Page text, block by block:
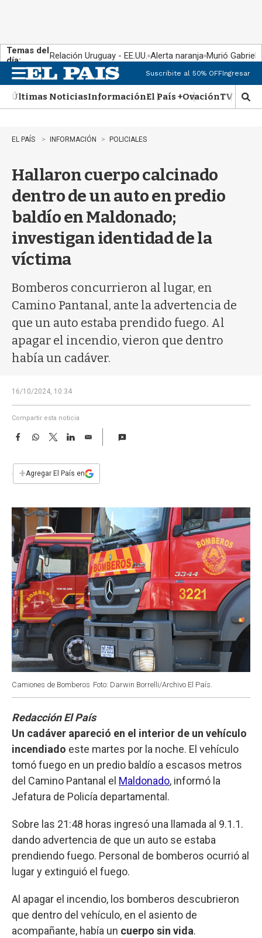
Temas del
día:
Relación Uruguay - EE.UU. Alerta naranja Murió Gabriel
n
u
Suscribite al 50% OFFIngresar
Últimas NoticiasInformaciónEl País +OvaciónTV Show
M
o
EL PAÍS INFORMACIÓN POLICIALES
Hallaron cuerpo calcinado
dentro de un auto en predio
baldío en Maldonado;
investigan identidad de la
víctima
Bomberos concurrieron al lugar, en
Camino Pantanal, ante la advertencia de
que un auto estaba prendido fuego. Al
apagar el incendio, vieron que dentro
había un cadáver.
16/10/2024, 10:34
Compartir esta noticia
F
e
b
k
W
s
p
T
w
t
L
E
i
l
+Agregar El País en
Camiones de Bomberos Foto: Darwin Borrelli/Archivo El País.
Redacción El País
Un cadáver apareció en el interior de un vehículo
incendiado este martes por la noche. El vehículo
tomó fuego en un predio baldío a escasos metros
del Camino Pantanal el Maldonado, informó la
Jefatura de Policía departamental.
Sobre las 21:48 horas ingresó una llamada al 9.1.1.
dando advertencia de que un auto se estaba
prendiendo fuego. Personal de bomberos ocurrió al
lugar y extinguió el fuego.
Al apagar el incendio, los bomberos descubrieron
que dentro del vehículo, en el asiento de
acompañante, había un cuerpo sin vida.